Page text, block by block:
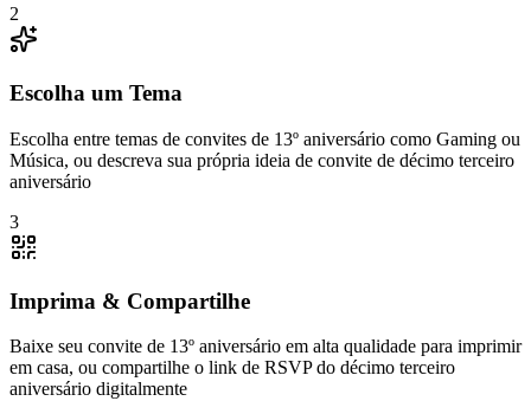
2
Escolha um Tema
Escolha entre temas de convites de 13º aniversário como Gaming ou
Música, ou descreva sua própria ideia de convite de décimo terceiro
aniversário
3
Imprima & Compartilhe
Baixe seu convite de 13º aniversário em alta qualidade para imprimir
em casa, ou compartilhe o link de RSVP do décimo terceiro
aniversário digitalmente